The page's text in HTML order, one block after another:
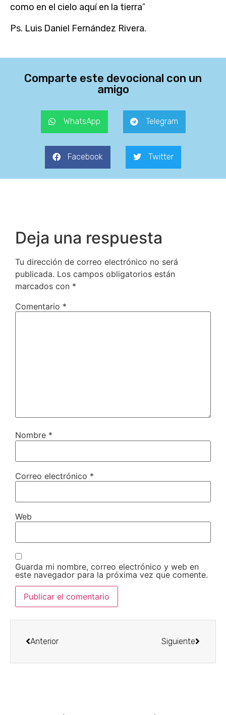
como en el cielo aquí en la tierra”
Ps. Luis Daniel Fernández Rivera.
Comparte este devocional con un
amigo
WhatsApp Telegram
Facebook Twitter
Deja una respuesta
Tu dirección de correo electrónico no será
publicada. Los campos obligatorios están
marcados con *
Comentario *
Nombre *
Correo electrónico *
Web
Guarda mi nombre, correo electrónico y web en
este navegador para la próxima vez que comente.
Anterior Siguiente